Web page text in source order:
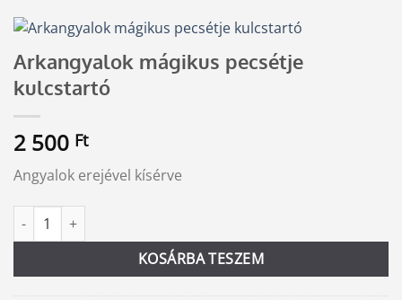
Arkangyalok mágikus pecsétje
kulcstartó
2 500 Ft
Angyalok erejével kísérve
Arkangyalok mágikus pecsétje kulcstartó mennyiség
KOSÁRBA TESZEM
Alternative: